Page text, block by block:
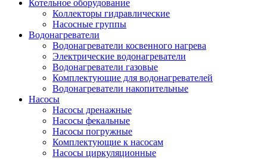
Котельное оборудование
Коллекторы гидравлические
Насосные группы
Водонагреватели
Водонагреватели косвенного нагрева
Электрические водонагреватели
Водонагреватели газовые
Комплектующие для водонагревателей
Водонагреватели накопительные
Насосы
Насосы дренажные
Насосы фекальные
Насосы погружные
Комплектующие к насосам
Насосы циркуляционные